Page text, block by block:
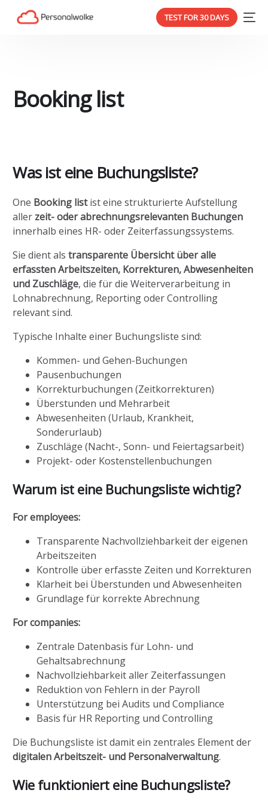
TEST FOR 30 DAYS
Booking list
Was ist eine Buchungsliste?
One Booking listist eine strukturierte Aufstellung
aller zeit- oder abrechnungsrelevanten Buchungen
innerhalb eines HR- oder Zeiterfassungssystems.
Sie dient alstransparente Übersicht über alle
erfassten Arbeitszeiten, Korrekturen, Abwesenheiten
und Zuschläge, die für die Weiterverarbeitung in
Lohnabrechnung, Reporting oder Controlling
relevant sind.
Typische Inhalte einer Buchungsliste sind:
Kommen- und Gehen-Buchungen
Pausenbuchungen
Korrekturbuchungen (Zeitkorrekturen)
Überstunden und Mehrarbeit
Abwesenheiten (Urlaub, Krankheit,
Sonderurlaub)
Zuschläge (Nacht-, Sonn- und Feiertagsarbeit)
Projekt- oder Kostenstellenbuchungen
Warum ist eine Buchungsliste wichtig?
For employees:
Transparente Nachvollziehbarkeit der eigenen
Arbeitszeiten
Kontrolle über erfasste Zeiten und Korrekturen
Klarheit bei Überstunden und Abwesenheiten
Grundlage für korrekte Abrechnung
For companies:
Zentrale Datenbasis für Lohn- und
Gehaltsabrechnung
Nachvollziehbarkeit aller Zeiterfassungen
Reduktion von Fehlern in der Payroll
Unterstützung bei Audits und Compliance
Basis für HR Reporting und Controlling
Die Buchungsliste ist damit ein zentrales Element der
digitalen Arbeitszeit- und Personalverwaltung.
Wie funktioniert eine Buchungsliste?